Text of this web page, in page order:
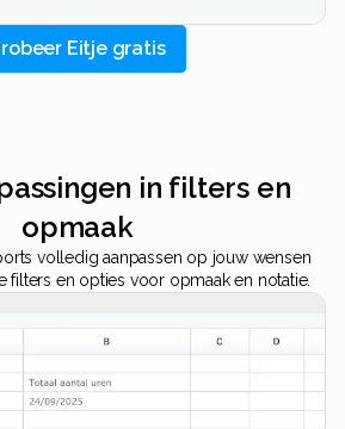
Probeer Eitje gratis
opmaak
filters en opties voor opmaak en notatie.